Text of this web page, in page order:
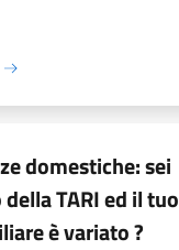
domestiche: sei
TARI ed il tuo
è variato ?